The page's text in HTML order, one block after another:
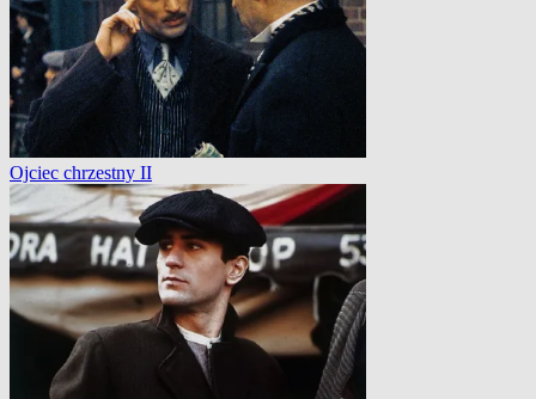
Ojciec chrzestny II